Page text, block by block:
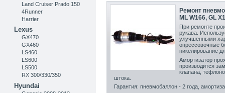
Land Cruiser Prado 150
4Runner
Harrier
Lexus
GX470
GX460
LS460
LS600
LS500
RX 300/330/350
Hyundai
Ремонт
ML W166, GL
При ремонте
рукава.
улучшенными
опрессовочные
никелирование
Амортизатор
производится
клапана,
штока.
Гарантия: пневмобаллон - 2 года,